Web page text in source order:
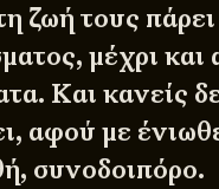
ζωή τους
μέχρι
Και κανείς
αφού με
συνοδοιπόρο.